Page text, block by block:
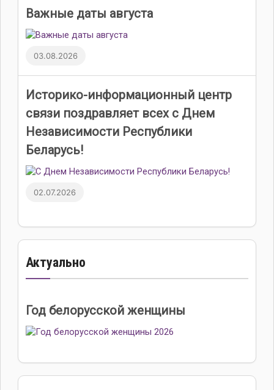
Важные даты августа
03.08.2026
Историко-информационный центр
связи поздравляет всех с Днем
Независимости Республики
Беларусь!
02.07.2026
Актуально
Год белорусской женщины